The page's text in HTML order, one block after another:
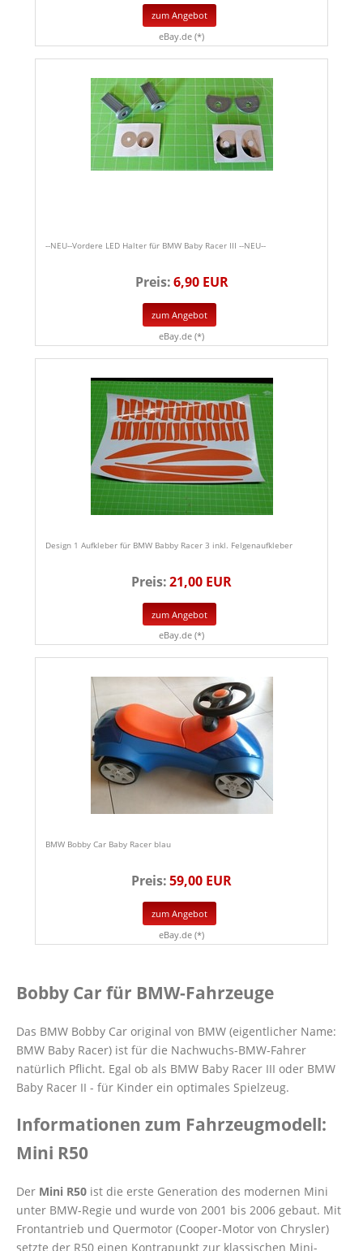
zum Angebot
eBay.de (*)
--NEU--Vordere LED Halter für BMW Baby Racer III --NEU--
Preis:6,90 EUR
zum Angebot
eBay.de (*)
Design 1 Aufkleber für BMW Babby Racer 3 inkl. Felgenaufkleber
Preis:21,00 EUR
zum Angebot
eBay.de (*)
BMW Bobby Car Baby Racer blau
Preis:59,00 EUR
zum Angebot
eBay.de (*)
Bobby Car für BMW-Fahrzeuge
Das BMW Bobby Car original von BMW (eigentlicher Name:
BMW Baby Racer) ist für die Nachwuchs-BMW-Fahrer
natürlich Pflicht. Egal ob als BMW Baby Racer III oder BMW
Baby Racer II - für Kinder ein optimales Spielzeug.
Informationen zum Fahrzeugmodell:
Mini R50
Der Mini R50 ist die erste Generation des modernen Mini
unter BMW-Regie und wurde von 2001 bis 2006 gebaut. Mit
Frontantrieb und Quermotor (Cooper-Motor von Chrysler)
setzte der R50 einen Kontrapunkt zur klassischen Mini-